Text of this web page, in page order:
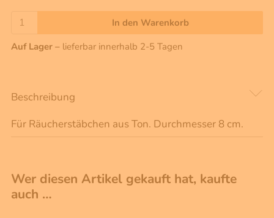
In den Warenkorb
Auf Lager – lieferbar innerhalb 2-5 Tagen
Beschreibung
Für Räucherstäbchen aus Ton. Durchmesser 8 cm.
Wer diesen Artikel gekauft hat, kaufte
auch …